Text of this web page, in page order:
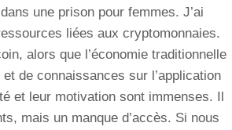
une prison pour femmes. J’ai
liées aux cryptomonnaies.
alors que l’économie traditionnelle
de connaissances sur l’application
et leur motivation sont immenses. Il
mais un manque d’accès. Si nous